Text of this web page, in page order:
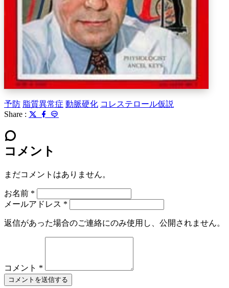
予防 脂質異常症 動脈硬化 コレステロール仮説
Share :
コメント
まだコメントはありません。
お名前 *
メールアドレス *
返信があった場合のご連絡にのみ使用し、公開されません。
コメント *
コメントを送信する